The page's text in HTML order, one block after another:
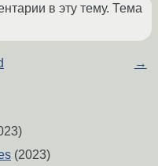
в эту тему. Тема
→
(2023)